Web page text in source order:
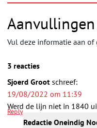
Aanvullingen
Vul deze informatie aan of
3 reacties
Sjoerd Groot schreef:
19/08/2022 om 11:39
Werd de lijn niet in 1840
Reply
Redactie Oneindig